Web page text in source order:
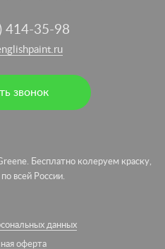
414-35-98
звонок
Бесплатно колеруем краску,
всей России.
данных
оферта